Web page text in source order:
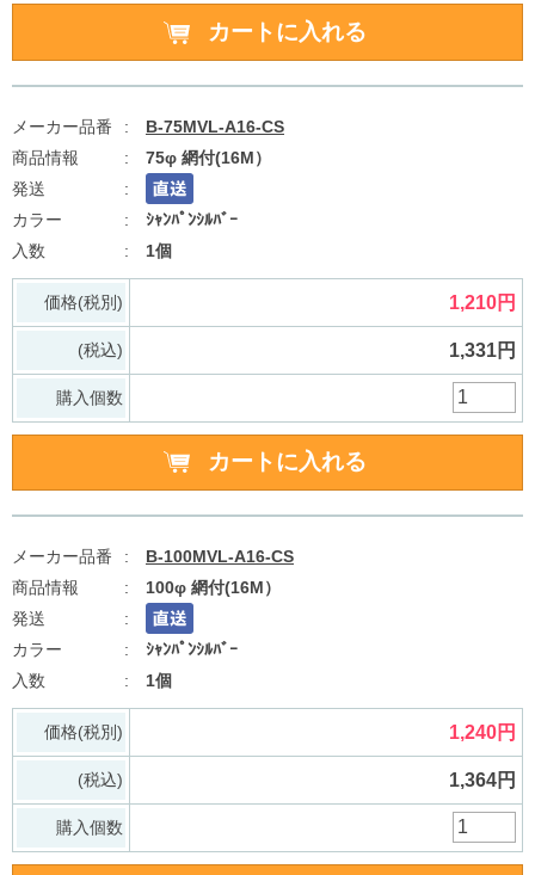
B-75MVL-A16-CS
75φ 網付(16M）
ｼｬﾝﾊﾟﾝｼﾙﾊﾞｰ
1個
価格(税別) 1,210円
(税込) 1,331円
購入個数
B-100MVL-A16-CS
100φ 網付(16M）
ｼｬﾝﾊﾟﾝｼﾙﾊﾞｰ
1個
価格(税別) 1,240円
(税込) 1,364円
購入個数